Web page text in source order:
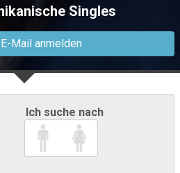
Singles
Mail anmelden
Ich suche nach